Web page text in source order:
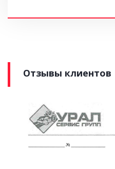
Отзывы клиентов